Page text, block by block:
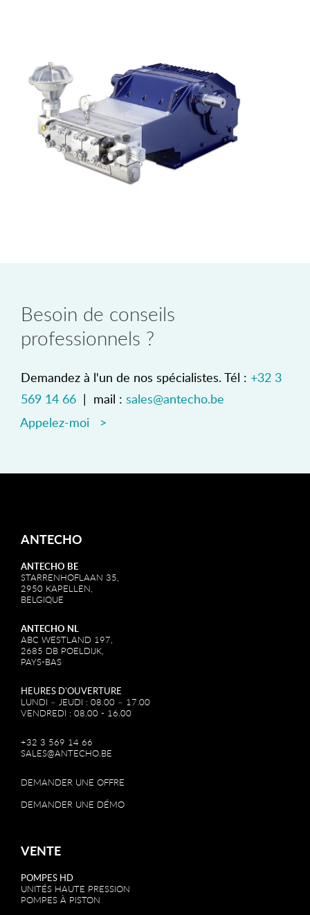
Besoin de conseils
professionnels ?
Demandez à l'un de nos spécialistes. Tél : +32 3
569 14 66 | mail : sales@antecho.be
Appelez-moi >
ANTECHO
ANTECHO BE
STARRENHOFLAAN 35,
2950 KAPELLEN,
BELGIQUE
ANTECHO NL
ABC WESTLAND 197,
2685 DB POELDIJK,
PAYS-BAS
HEURES D'OUVERTURE
LUNDI – JEUDI : 08.00 – 17.00
VENDREDI : 08.00 - 16.00
+32 3 569 14 66
SALES@ANTECHO.BE
DEMANDER UNE OFFRE
DEMANDER UNE DÉMO
VENTE
POMPES HD
UNITÉS HAUTE PRESSION
POMPES À PISTON